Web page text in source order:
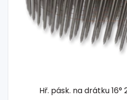
Hř. pásk. na drátku 16°